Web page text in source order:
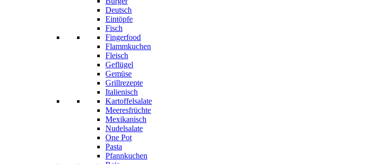
Deutsch
Eintöpfe
Fisch
Fingerfood
Flammkuchen
Fleisch
Geflügel
Gemüse
Grillrezepte
Italienisch
Kartoffelsalate
Meeresfrüchte
Mexikanisch
Nudelsalate
One Pot
Pasta
Pfannkuchen